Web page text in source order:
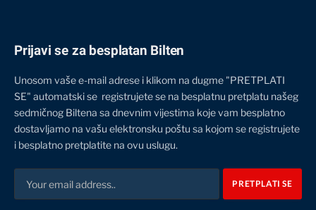
Prijavi se za besplatan Bilten
Unosom vaše e-mail adrese i klikom na dugme "PRETPLATI
SE" automatski se registrujete se na besplatnu pretplatu našeg
sedmičnog Biltena sa dnevnim vijestima koje vam besplatno
dostavljamo na vašu elektronsku poštu sa kojom se registrujete
i besplatno pretplatite na ovu uslugu.